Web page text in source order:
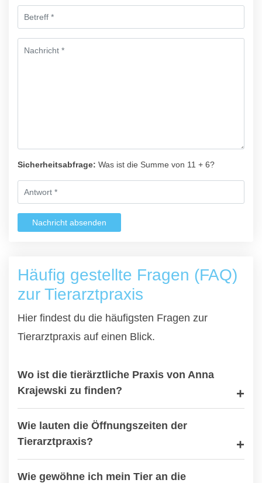
Sicherheitsabfrage: Was ist die Summe von 11 + 6?
Nachricht absenden
Häufig gestellte Fragen (FAQ)
zur Tierarztpraxis
Hier findest du die häufigsten Fragen zur
Tierarztpraxis auf einen Blick.
Wo ist die tierärztliche Praxis von Anna
Krajewski zu finden?
Wie lauten die Öffnungszeiten der
Tierarztpraxis?
Wie gewöhne ich mein Tier an die